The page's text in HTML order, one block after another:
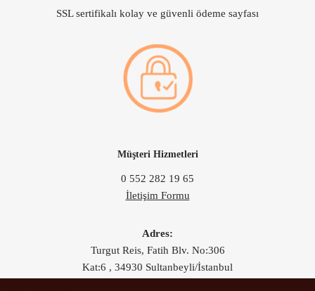
SSL sertifikalı kolay ve güvenli ödeme sayfası
Müşteri Hizmetleri
0 552 282 19 65
İletişim Formu
Adres:
Turgut Reis, Fatih Blv. No:306
Kat:6 , 34930 Sultanbeyli/İstanbul